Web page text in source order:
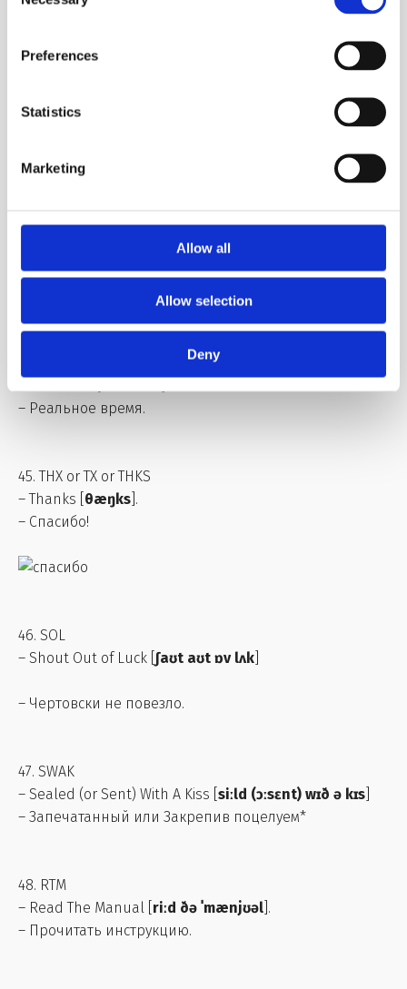
Preferences
Statistics
Marketing
Allow all
Allow selection
Deny
– Point Of View [
– Точка зрения.
– Read Between The Lines [riːd bɪˈtwiːn ðə laɪnz].
– Читай между строк.
– Реальное время.
45. THX or TX or THKS
– Thanks [ θæŋks ].
– Спасибо!
46. SOL
– Shout Out of Luck [ ʃaʊt aʊt ɒv lʌk
– Чертовски не повезло.
47. SWAK
– Sealed (or Sent) With A Kiss [ siːld (ɔːsɛnt) wɪð ə kɪs
– Запечатанный или Закрепив поцелуем*
48. RTM
– Read The Manual [ riːd ðə ˈmænjʊəl ].
– Прочитать инструкцию.